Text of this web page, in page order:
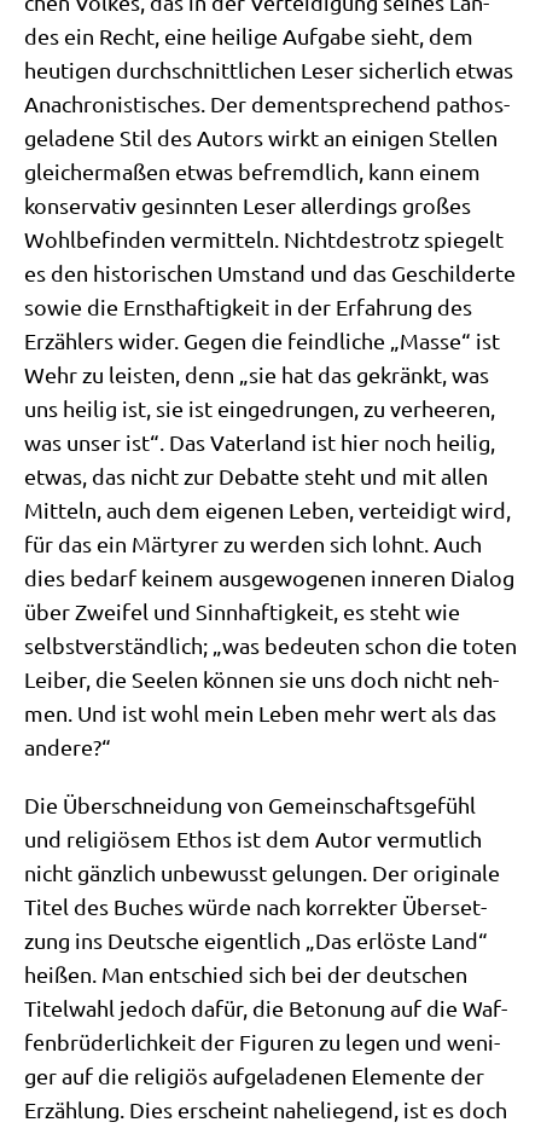
des ein Recht, eine hei­li­ge Auf­ga­be sieht, dem
heu­ti­gen durch­schnitt­li­chen Leser sicher­lich etwas
Ana­chro­ni­sti­sches. Der dem­entspre­chend pathos­
ge­la­de­ne Stil des Autors wirkt an eini­gen Stel­len
glei­cher­ma­ßen etwas befremd­lich, kann einem
kon­ser­va­tiv gesinn­ten Leser aller­dings gro­ßes
Wohl­be­fin­den ver­mit­teln. Nicht­de­strotz spie­gelt
es den histo­ri­schen Umstand und das Geschil­der­te
sowie die Ernst­haf­tig­keit in der Erfah­rung des
Erzäh­lers wider. Gegen die feind­li­che „Mas­se“ ist
Wehr zu lei­sten, denn „sie hat das gekränkt, was
uns hei­lig ist, sie ist ein­ge­drun­gen, zu ver­hee­ren,
was unser ist“. Das Vater­land ist hier noch hei­lig,
etwas, das nicht zur Debat­te steht und mit allen
Mit­teln, auch dem eige­nen Leben, ver­tei­digt wird,
für das ein Mär­ty­rer zu wer­den sich lohnt. Auch
dies bedarf kei­nem aus­ge­wo­ge­nen inne­ren Dia­log
über Zwei­fel und Sinn­haf­tig­keit, es steht wie
selbst­ver­ständ­lich; „was bedeu­ten schon die toten
Lei­ber, die See­len kön­nen sie uns doch nicht neh­
men. Und ist wohl mein Leben mehr wert als das
andere?“
Die Über­schnei­dung von Gemein­schafts­ge­fühl
und reli­giö­sem Ethos ist dem Autor ver­mut­lich
nicht gänz­lich unbe­wusst gelun­gen. Der ori­gi­na­le
Titel des Buches wür­de nach kor­rek­ter Über­set­
zung ins Deut­sche eigent­lich „Das erlö­ste Land“
hei­ßen. Man ent­schied sich bei der deut­schen
Titel­wahl jedoch dafür, die Beto­nung auf die Waf­
fen­brü­der­lich­keit der Figu­ren zu legen und weni­
ger auf die reli­gi­ös auf­ge­la­de­nen Ele­men­te der
Erzäh­lung. Dies erscheint nahe­lie­gend, ist es doch